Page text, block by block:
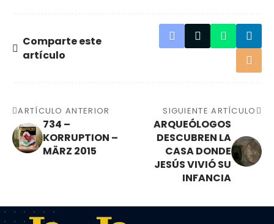
Comparte este
artículo
ARTÍCULO ANTERIOR
734 –
KORRUPTION –
MÄRZ 2015
SIGUIENTE ARTÍCULO
ARQUEÓLOGOS
DESCUBREN LA
CASA DONDE
JESÚS VIVIÓ SU
INFANCIA